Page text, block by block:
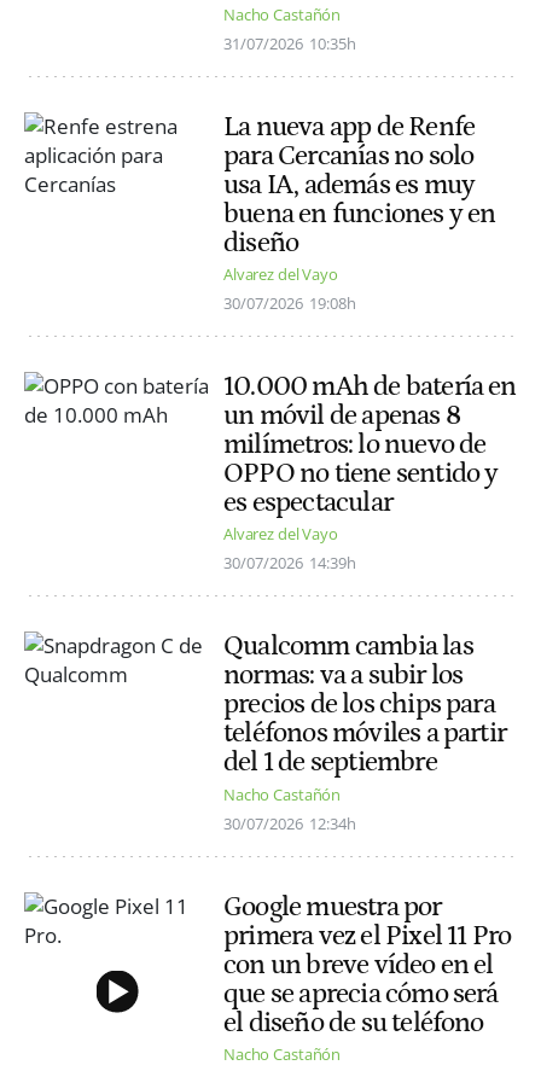
Nacho Castañón
31/07/2026 10:35h
La nueva app de Renfe
para Cercanías no solo
usa IA, además es muy
buena en funciones y en
diseño
Alvarez del Vayo
30/07/2026 19:08h
10.000 mAh de batería en
un móvil de apenas 8
milímetros: lo nuevo de
OPPO no tiene sentido y
es espectacular
Alvarez del Vayo
30/07/2026 14:39h
Qualcomm cambia las
normas: va a subir los
precios de los chips para
teléfonos móviles a partir
del 1 de septiembre
Nacho Castañón
30/07/2026 12:34h
Google muestra por
primera vez el Pixel 11 Pro
con un breve vídeo en el
que se aprecia cómo será
el diseño de su teléfono
Nacho Castañón